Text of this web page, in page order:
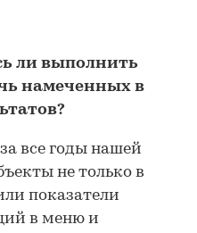
ли выполнить
намеченных в
все годы нашей
не только в
показатели
в меню и